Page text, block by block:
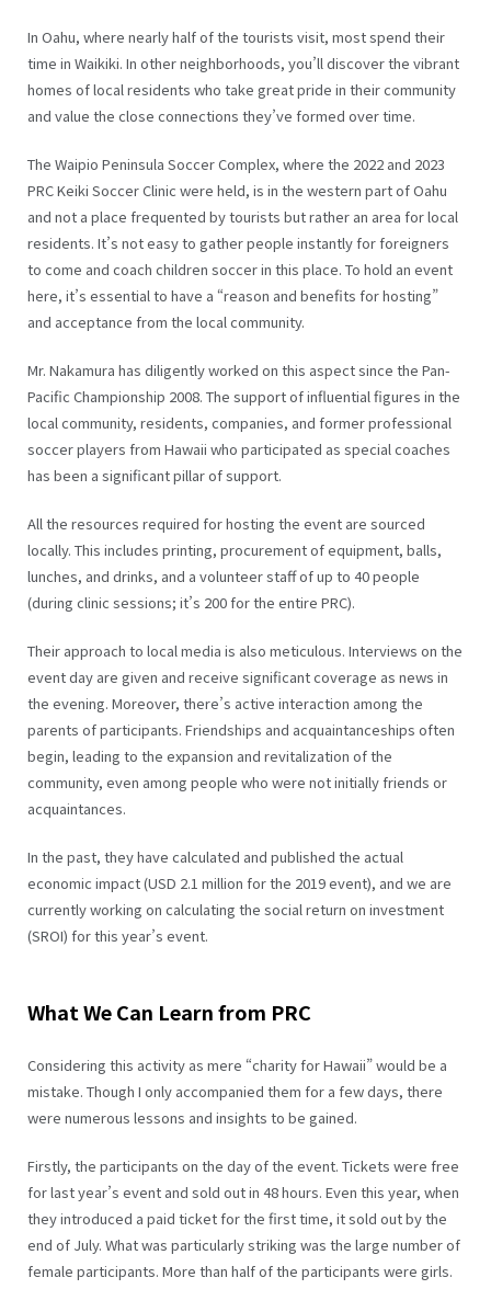
In Oahu, where nearly half of the tourists visit, most spend their
time in Waikiki. In other neighborhoods, you’ll discover the vibrant
homes of local residents who take great pride in their community
and value the close connections they’ve formed over time.
The Waipio Peninsula Soccer Complex, where the 2022 and 2023
PRC Keiki Soccer Clinic were held, is in the western part of Oahu
and not a place frequented by tourists but rather an area for local
residents. It’s not easy to gather people instantly for foreigners
to come and coach children soccer in this place. To hold an event
here, it’s essential to have a “reason and benefits for hosting”
and acceptance from the local community.
Mr. Nakamura has diligently worked on this aspect since the Pan-
Pacific Championship 2008. The support of influential figures in the
local community, residents, companies, and former professional
soccer players from Hawaii who participated as special coaches
has been a significant pillar of support.
All the resources required for hosting the event are sourced
locally. This includes printing, procurement of equipment, balls,
lunches, and drinks, and a volunteer staff of up to 40 people
(during clinic sessions; it’s 200 for the entire PRC).
Their approach to local media is also meticulous. Interviews on the
event day are given and receive significant coverage as news in
the evening. Moreover, there’s active interaction among the
parents of participants. Friendships and acquaintanceships often
begin, leading to the expansion and revitalization of the
community, even among people who were not initially friends or
acquaintances.
In the past, they have calculated and published the actual
economic impact (USD 2.1 million for the 2019 event), and we are
currently working on calculating the social return on investment
(SROI) for this year’s event.
What We Can Learn from PRC
Considering this activity as mere “charity for Hawaii” would be a
mistake. Though I only accompanied them for a few days, there
were numerous lessons and insights to be gained.
Firstly, the participants on the day of the event. Tickets were free
for last year’s event and sold out in 48 hours. Even this year, when
they introduced a paid ticket for the first time, it sold out by the
end of July. What was particularly striking was the large number of
female participants. More than half of the participants were girls.